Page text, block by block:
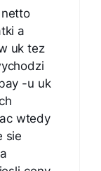
a
uk tez
-u uk
wtedy
sie